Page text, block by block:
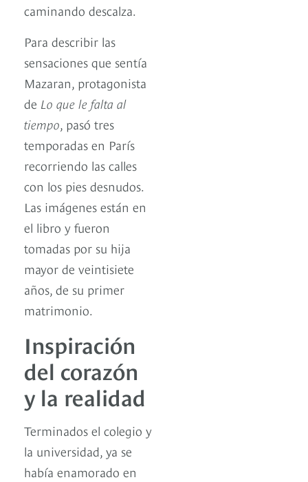
caminando descalza.
Para describir las
sensaciones que sentía
Mazaran, protagonista
de Lo que le falta al
tiempo , pasó tres
temporadas en París
recorriendo las calles
con los pies desnudos.
Las imágenes están en
el libro y fueron
tomadas por su hija
mayor de veintisiete
años, de su primer
matrimonio.
Inspiración
del corazón
y la realidad
Terminados el colegio y
la universidad, ya se
había enamorado en